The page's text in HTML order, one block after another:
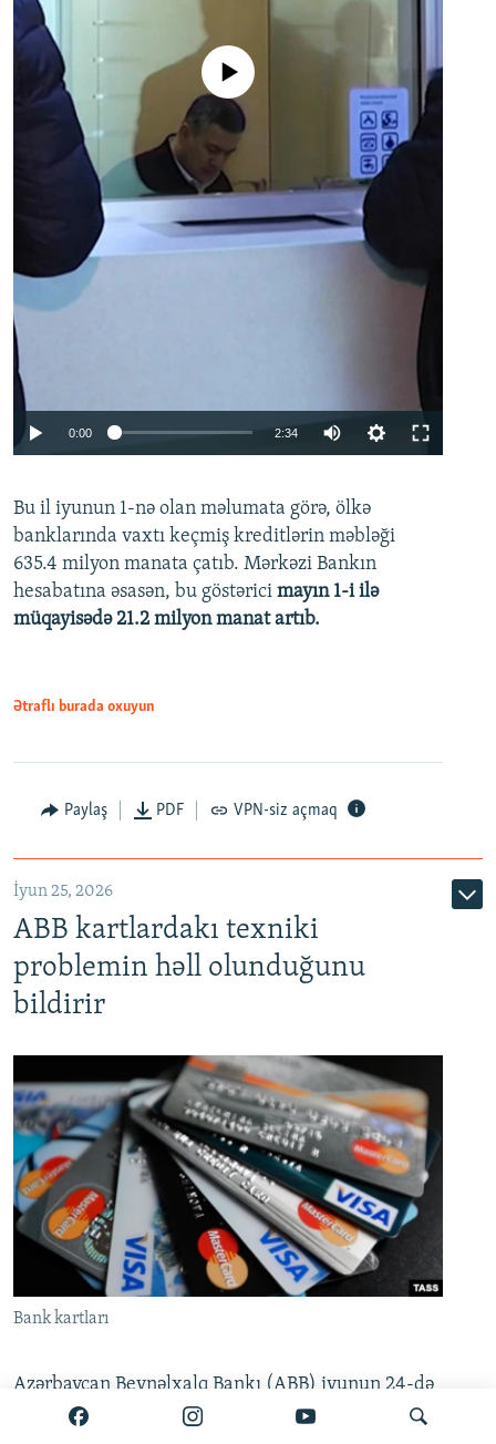
Auto 240p 360p 480p
720p 1080p
No media source currently available
0:00 2:34
360p
480p
720p
Bu il iyunun 1-nə olan məlumata görə, ölkə
banklarında vaxtı keçmiş kreditlərin məbləği
635.4 milyon manata çatıb. Mərkəzi Bankın
hesabatına əsasən, bu göstərici mayın 1-i ilə
müqayisədə 21.2 milyon manat artıb.
Ətraflı burada oxuyun
Paylaş PDF VPN-siz açmaq
İyun 25, 2026
ABB kartlardakı texniki
problemin həll olunduğunu
bildirir
Bank kartları
Azərbaycan Beynəlxalq Bankı (ABB) iyunun 24-də
bir çox müştərinin kartından vəsait silinməsi ilə